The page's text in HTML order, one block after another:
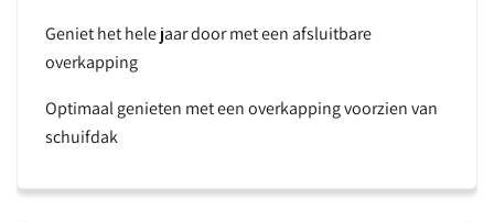
Geniet het hele jaar door met een afsluitbare
overkapping
Optimaal genieten met een overkapping voorzien van
schuifdak